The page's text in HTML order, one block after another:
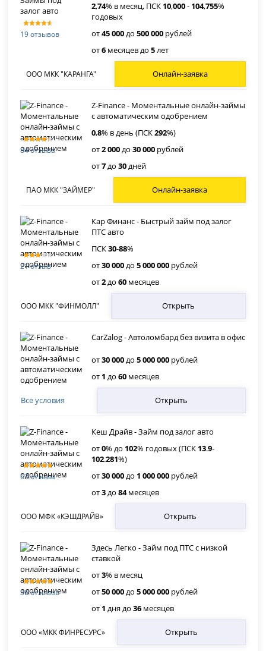
19 отзывов
2,74% в месяц, ПСК 10,000- 104,755%
годовых
от45 000до500 000 рублей
от6 месяцев до5лет
ООО МКК "КАРАНГА" Онлайн-заявка
84 отзыва
Z-Finance - Моментальные онлайн-займы
с автоматическим одобрением
0,8% в день (ПСК292%)
от2 000до30 000 рублей
от7до30дней
ПАО МКК "ЗАЙМЕР" Онлайн-заявка
21 отзыв
Кар Финанс - Быстрый займ под залог
ПТС авто
ПСК30-88%
от30 000до5 000 000 рублей
от2до60 месяцев
ООО МКК "ФИНМОЛЛ" Открыть
CarZalog - Автоломбард без визита в офис
от30 000до5 000 000 рублей
от 1 до60 месяцев
Все условия Открыть
63 отзыва
Кеш Драйв - Займ под залог авто
от0% до 102% годовых (ПСК 13.9-
102.281%)
от30 000до 1 000 000 рублей
от3до84месяцев
ООО МФК «КЭШДРАЙВ» Открыть
36 отзывов
Здесь Легко - Займ под ПТС с низкой
ставкой
от3% в месяц
от50 000до5 000 000 рублей
от 1 дня до36 месяцев
ООО «МКК ФИНРЕСУРС» Открыть